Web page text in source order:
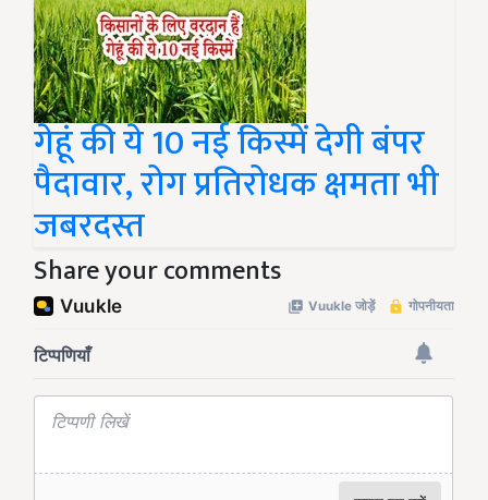
गेहूं की ये 10 नई किस्में देगी बंपर
पैदावार, रोग प्रतिरोधक क्षमता भी
जबरदस्त
Share your comments